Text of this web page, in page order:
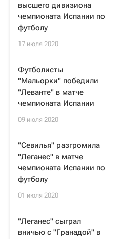
высшего дивизиона
чемпионата Испании по
футболу
17 июля 2020
Футболисты
"Мальорки" победили
"Леванте" в матче
чемпионата Испании
09 июля 2020
"Севилья" разгромила
"Леганес" в матче
чемпионата Испании по
футболу
01 июля 2020
"Леганес" сыграл
вничью с "Гранадой" в